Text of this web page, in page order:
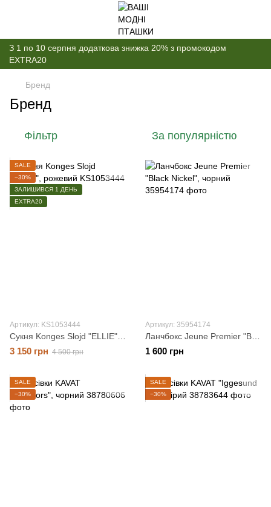
З 1 по 10 серпня додаткова знижка 20% з промокодом
EXTRA20
Бренд
Бренд
Фільтр За популярністю
SALE
−30%
ЗАЛИШИВСЯ 1 ДЕНЬ
EXTRA20
Артикул: KS1053444
3 150 грн 4 500 грн
Артикул: 35954174
1 600 грн
SALE
−30%
SALE
−30%